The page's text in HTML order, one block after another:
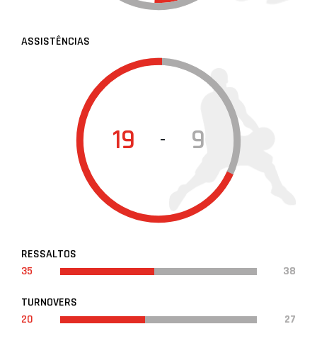
ASSISTÊNCIAS
19 - 9
RESSALTOS
35
38
TURNOVERS
20
27